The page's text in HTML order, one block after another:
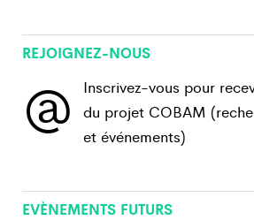
REJOIGNEZ-NOUS
@
Inscrivez-vous pour
du projet COBAM
et événements)
EVÈNEMENTS FUTURS